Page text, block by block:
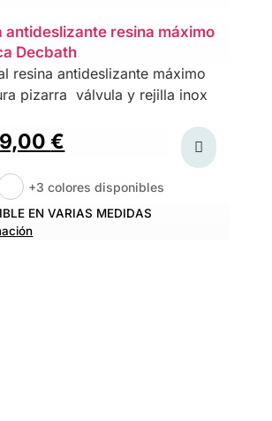
antideslizante resina máximo
Decbath
resina antideslizante máximo
pizarra válvula y rejilla inox
€
+3 colores disponibles
EN VARIAS MEDIDAS